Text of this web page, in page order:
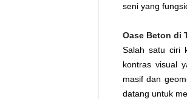
seni yang
Oase Beton di
Salah satu ciri
kontras visual
masif dan
datang untuk